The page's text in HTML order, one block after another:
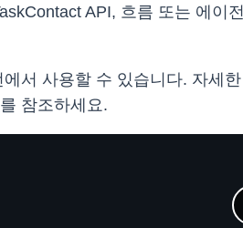
API, 흐름 또는 에이
서 사용할 수 있습니다. 자세
를 참조하세요.